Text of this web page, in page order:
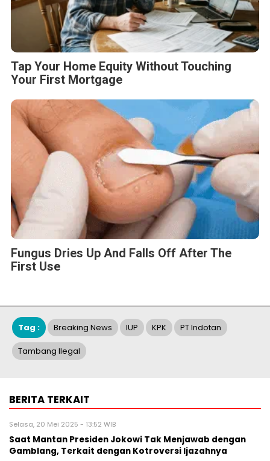
Tap Your Home Equity Without Touching
Your First Mortgage
Fungus Dries Up And Falls Off After The
First Use
Tag : Breaking News IUP KPK PT Indotan
Tambang Ilegal
BERITA TERKAIT
Selasa, 20 Mei 2025 - 13:52 WIB
Saat Mantan Presiden Jokowi Tak Menjawab dengan
Gamblang, Terkait dengan Kotroversi Ijazahnya